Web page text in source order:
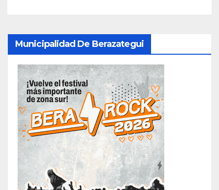
Municipalidad De Berazategui